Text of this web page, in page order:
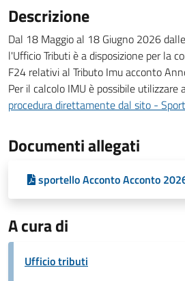
Descrizione
Dal 18 Maggio al 18 Giugno 2026
l'Ufficio Tributi è a disposizione per la
F24 relativi al Tributo Imu acconto
Per il calcolo IMU è possibile utilizzare
procedura direttamente dal sito -
Documenti allegati
sportello Acconto Acconto
A cura di
Ufficio tributi